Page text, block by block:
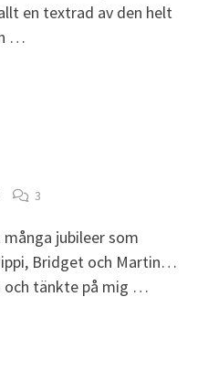
en textrad av den helt
…
3
jubileer som
Bridget och Martin…
och tänkte på mig …